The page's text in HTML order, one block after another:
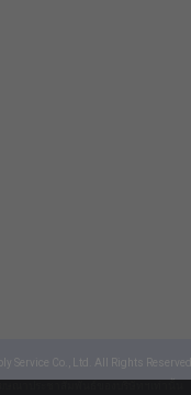
Service Co., Ltd. All Rights Reserved.